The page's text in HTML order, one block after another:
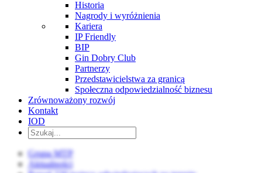
Historia
Nagrody i wyróżnienia
Kariera
IP Friendly
BIP
Gin Dobry Club
Partnerzy
Przedstawicielstwa za granicą
Społeczna odpowiedzialność biznesu
Zrównoważony rozwój
Kontakt
IOD
Grupa MTP
Aktualności